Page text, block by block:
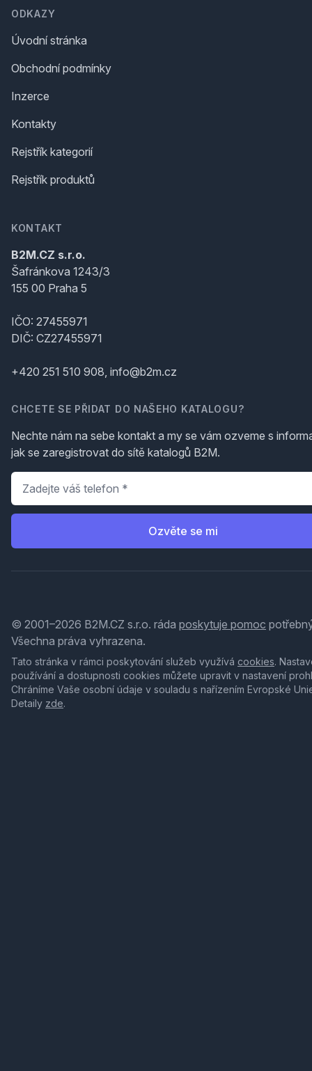
ODKAZY
Úvodní stránka
Obchodní podmínky
Inzerce
Kontakty
Rejstřík kategorií
Rejstřík produktů
KONTAKT
B2M.CZ s.r.o.
Šafránkova 1243/3
155 00 Praha 5
IČO: 27455971
DIČ: CZ27455971
+420 251 510 908, info@b2m.cz
CHCETE SE PŘIDAT DO NAŠEHO KATALOGU?
Nechte nám na sebe kontakt a my se vám ozveme s
jak se zaregistrovat do sítě katalogů B2M.
Telefon
Ozvěte se mi
© 2001–2026 B2M.CZ s.r.o. ráda poskytuje pomoc
Všechna práva vyhrazena.
Tato stránka v rámci poskytování služeb využívá cookies.
používání a dostupnosti cookies můžete upravit v nastavení
Chráníme Vaše osobní údaje v souladu s nařízením Evropské
Detaily zde.